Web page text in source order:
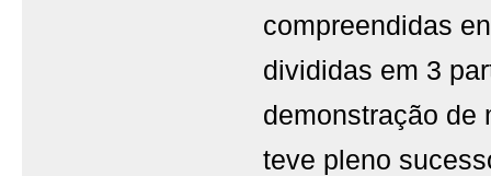
compreendidas
divididas em 3
demonstração de
teve pleno